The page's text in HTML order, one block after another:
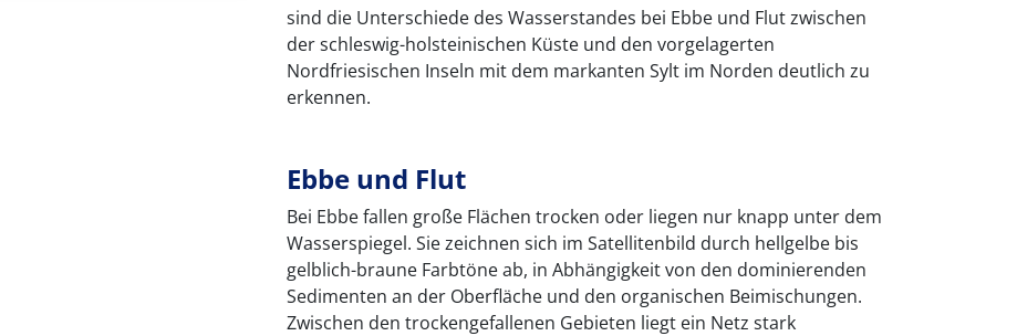
sind die Unterschiede des Wasserstandes bei Ebbe und Flut zwischen
der schleswig-holsteinischen Küste und den vorgelagerten
Nordfriesischen Inseln mit dem markanten Sylt im Norden deutlich zu
erkennen.
Ebbe und Flut
Bei Ebbe fallen große Flächen trocken oder liegen nur knapp unter dem
Wasserspiegel. Sie zeichnen sich im Satellitenbild durch hellgelbe bis
gelblich-braune Farbtöne ab, in Abhängigkeit von den dominierenden
Sedimenten an der Oberfläche und den organischen Beimischungen.
Zwischen den trockengefallenen Gebieten liegt ein Netz stark